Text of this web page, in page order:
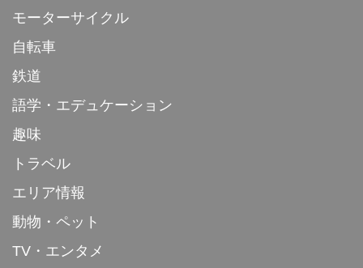
モーターサイクル
自転車
鉄道
語学・エデュケーション
趣味
トラベル
エリア情報
動物・ペット
TV・エンタメ